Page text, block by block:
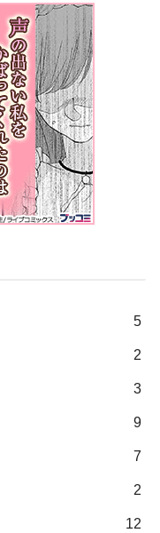
5
2
3
9
7
2
12